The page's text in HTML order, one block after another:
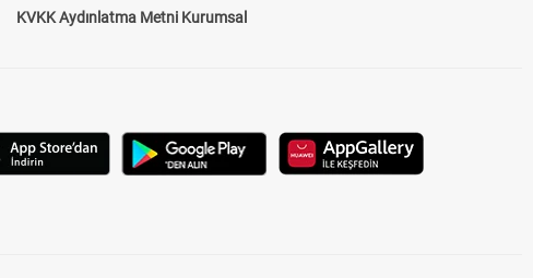
KVKK Aydınlatma Metni Kurumsal